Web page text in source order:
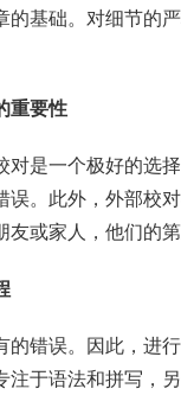
的基础。对细节的
重要性
对是一个极好的选
。此外，外部校
或家人，他们的
的错误。因此，进
注于语法和拼写，